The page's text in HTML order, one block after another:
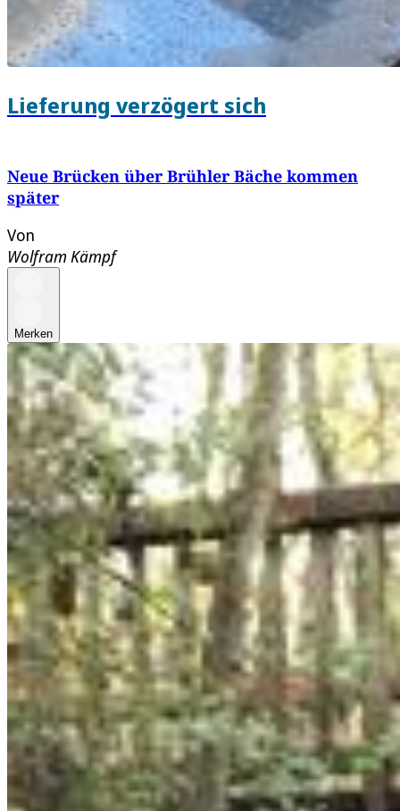
Lieferung verzögert sich
Neue Brücken über Brühler Bäche kommen
später
Von
Wolfram Kämpf
Merken